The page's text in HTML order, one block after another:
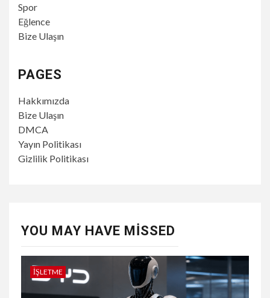
Spor
Eğlence
Bize Ulaşın
PAGES
Hakkımızda
Bize Ulaşın
DMCA
Yayın Politikası
Gizlilik Politikası
YOU MAY HAVE MISSED
İŞLETME